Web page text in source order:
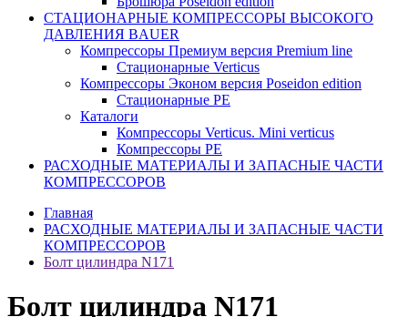
СТАЦИОНАРНЫЕ КОМПРЕССОРЫ ВЫСОКОГО
ДАВЛЕНИЯ BAUER
Компрессоры Премиум версия Premium line
Стационарные Verticus
Компрессоры Эконом версия Poseidon edition
Стационарные PE
Каталоги
Компрессоры Verticus. Mini verticus
Компрессоры PE
РАСХОДНЫЕ МАТЕРИАЛЫ И ЗАПАСНЫЕ ЧАСТИ
КОМПРЕССОРОВ
Главная
РАСХОДНЫЕ МАТЕРИАЛЫ И ЗАПАСНЫЕ ЧАСТИ
КОМПРЕССОРОВ
Болт цилиндра N171
Болт цилиндра N171